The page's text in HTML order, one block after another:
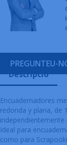
PREGUNTEU-
Descripció
Encuadernadores
redonda y plana, de
Ideal para
como para